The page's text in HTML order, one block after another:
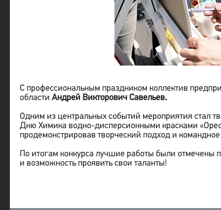
С профессиональным праздником коллектив
областиАндрей Викторович Савельев.
Одним из центральных событий мероприятия стал
Дню Химика водно-дисперсионными красками
продемонстрировав творческий подход и
По итогам конкурса лучшие работы были
и возможность проявить свои таланты!